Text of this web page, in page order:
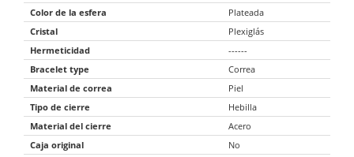
Color de la esfera
Plateada
Cristal
Plexiglás
Hermeticidad
------
Bracelet type
Correa
Material de correa
Piel
Tipo de cierre
Hebilla
Material del cierre
Acero
Caja original
No